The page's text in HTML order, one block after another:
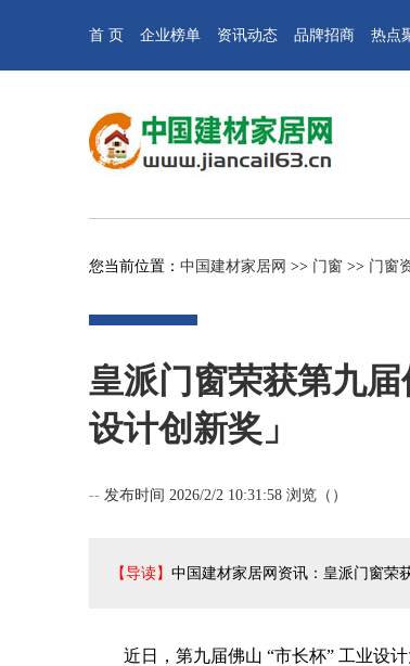
首 页 企业榜单 资讯动态 品牌招商 热点
您当前位置： 中国建材家居网 >> 门窗 >> 门窗
皇派门窗荣获第九
设计创新奖」
-- 发布时间 2026/2/2 10:31:58 浏览（ ）
【导读】 中国建材家居网资讯：皇派门窗荣
近日，第九届佛山 “市长杯” 工业设计